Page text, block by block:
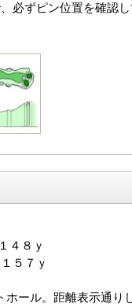
必ずピン位置を確認
４８ｙ
５７ｙ
ホール。距離表示通り